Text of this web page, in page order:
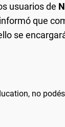
usuarios de
que
se
no